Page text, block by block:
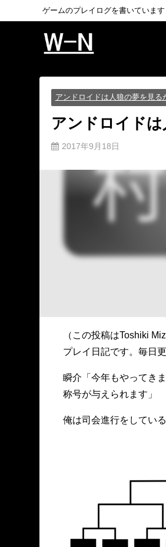
ゲームのプレイログを書いています
アンドロイドは人狼の夢を見る
アンドロイド
2017年9月18日
（この投稿はToshiki
プレイ日記です。毎日
瞬介「今年もやってき
称号が与えられます」
俺は司会進行をしている